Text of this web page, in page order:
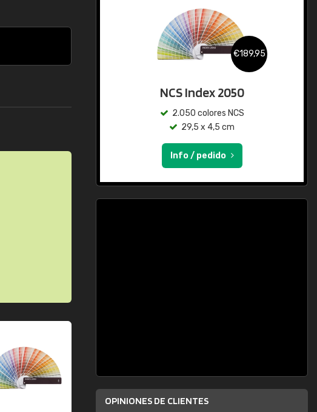
€189,95
NCS Index 2050
2.050 colores NCS
29,5 x 4,5 cm
Info / pedido
OPINIONES DE CLIENTES